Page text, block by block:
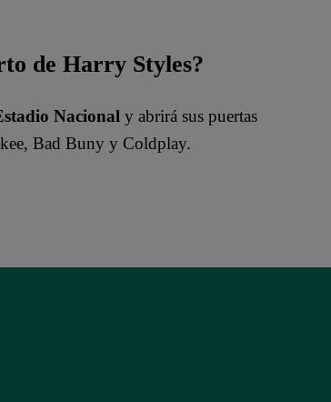
de Harry Styles?
Nacional y abrirá sus puertas
Bad Buny y Coldplay.